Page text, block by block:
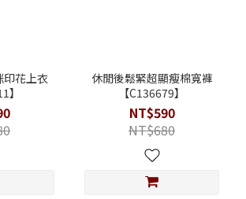
印花上衣
】
休閒後鬆緊超顯瘦棉寬褲
【C136679】
NT$590
NT$680